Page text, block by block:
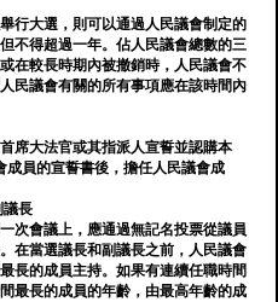
行大選，則可以通過人民議會制定的
不得超過一年。佔人民議會總數的三
在較長時期內被撤銷時，人民議會不
民議會有關的所有事項應在該時間內
席大法官或其指派人宣誓並認購本
成員的宣誓書後，擔任人民議會成
議長
次會議上，應通過無記名投票從議員
在當選議長和副議長之前，人民議會
長的成員主持。如果有連續任職時間
最長的成員的年齡，由最高年齡的成